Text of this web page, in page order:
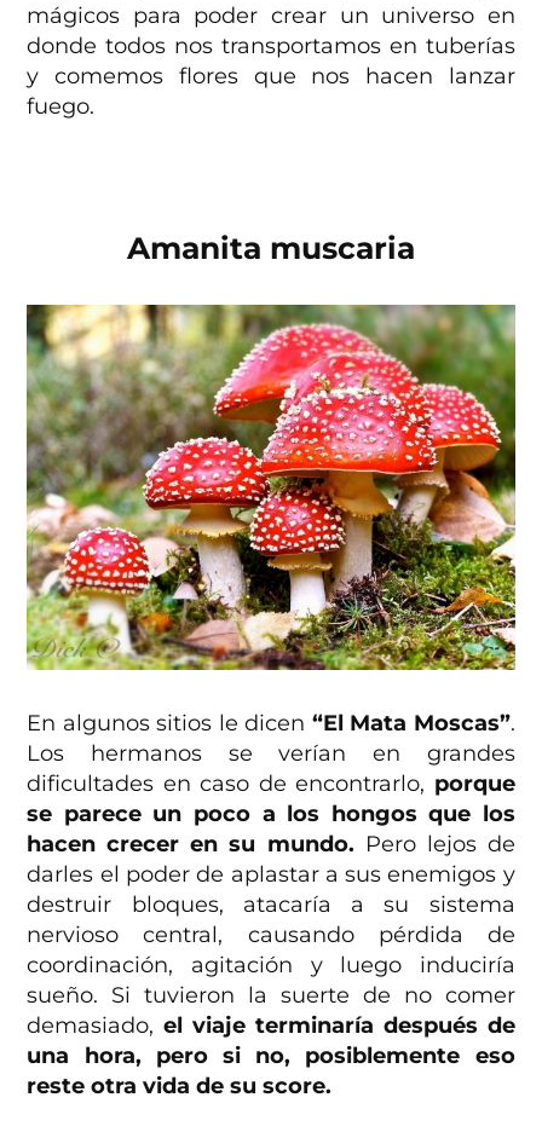
mágicos para poder crear un universo en
donde todos nos transportamos en tuberías
y comemos flores que nos hacen lanzar
fuego.
Amanita muscaria
En algunos sitios le dicen “El Mata Moscas”.
Los hermanos se verían en grandes
dificultades en caso de encontrarlo, porque
se parece un poco a los hongos que los
hacen crecer en su mundo. Pero lejos de
darles el poder de aplastar a sus enemigos y
destruir bloques, atacaría a su sistema
nervioso central, causando pérdida de
coordinación, agitación y luego induciría
sueño. Si tuvieron la suerte de no comer
demasiado,el viaje terminaría después de
una hora, pero si no, posiblemente eso
reste otra vida de su score.